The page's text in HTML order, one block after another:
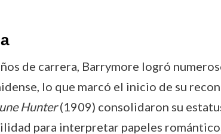
de carrera, Barrymore logró
lo que marcó el inicio de su
Hunter(1909) consolidaron su
para interpretar papeles